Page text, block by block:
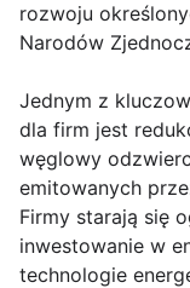
rozwoju
Narodów
Jednym z
dla firm jest
węglowy
emitowanych
Firmy starają się
inwestowanie w
technologie